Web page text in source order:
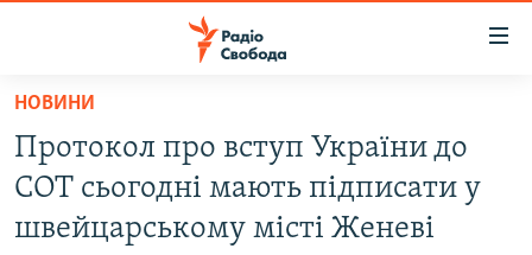
Перейти
основного
матеріалу
Перейти
до
ВСЕ ЗА ДОБУ
СТАТТІ
НОВИНИ
Протокол про вступ України до
СОТ сьогодні мають підписати у
швейцарському місті Женеві